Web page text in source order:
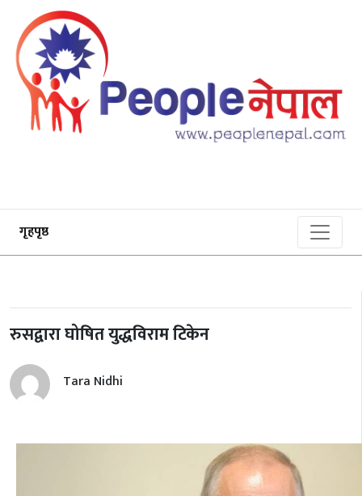
गृहपृष्ठ
रुसद्वारा घोषित युद्धविराम टिकेन
Tara Nidhi